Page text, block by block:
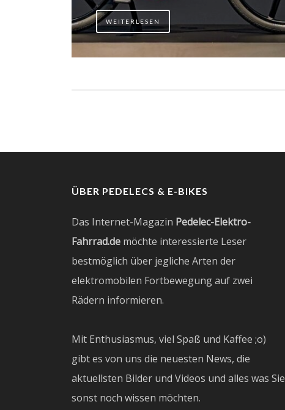
WEITERLESEN
ÜBER PEDELECS & E-BIKES
Das Internet-Magazin Pedelec-Elektro-
Fahrrad.de möchte interessierte Leser
bestmöglich über jegliche Arten der
elektromobilen Fortbewegung auf zwei
Rädern informieren.
Mit Enthusiasmus, viel Spaß und Kaffee ;o)
gibt es von uns die neuesten News, die
aktuellsten Bilder und Videos und alles was Sie
sonst noch wissen möchten.